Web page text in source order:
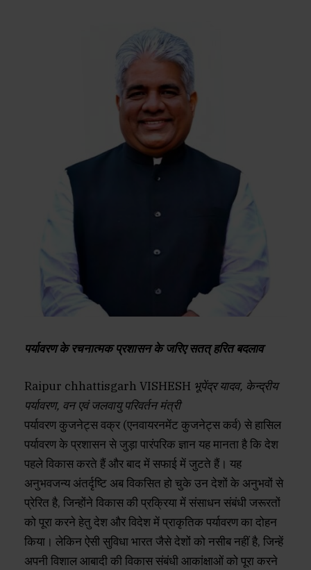
पर्यावरण के रचनात्मक प्रशासन के जरिए सतत् हरित बदलाव
Raipur chhattisgarh VISHESH भूपेंद्र यादव, केन्द्रीय
पर्यावरण, वन एवं जलवायु परिवर्तन मंत्री
पर्यावरण कुजनेट्स वक्र (एनवायरनमेंट कुजनेट्स कर्व) से हासिल
पर्यावरण के प्रशासन से जुड़ा पारंपरिक ज्ञान यह मानता है कि देश
पहले विकास करते हैं और बाद में सफाई में जुटते हैं। यह
अनुभवजन्य अंतर्दृष्टि अब विकसित हो चुके उन देशों के अनुभवों से
प्रेरित है, जिन्होंने विकास की प्रक्रिया में संसाधन संबंधी जरूरतों
को पूरा करने हेतु देश और विदेश में प्राकृतिक पर्यावरण का दोहन
किया। लेकिन ऐसी सुविधा भारत जैसे देशों को नसीब नहीं है, जिन्हें
अपनी विशाल आबादी की विकास संबंधी आकांक्षाओं को पूरा करने